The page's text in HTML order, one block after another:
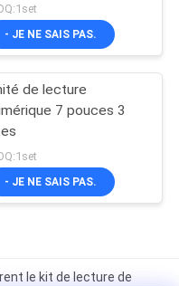
- JE NE SAIS PAS.
de lecture
7 pouces 3
- JE NE SAIS PAS.
le kit de lecture de